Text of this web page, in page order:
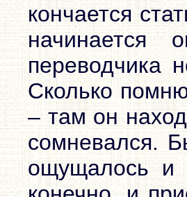
кончается
начинается
переводчика
Сколько
– там он
сомневался.
ощущалось и